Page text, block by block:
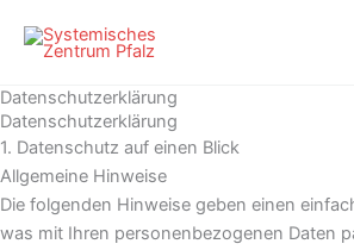
Inhalt
Datenschutzerklärung
Datenschutzerklärung
1. Datenschutz auf einen Blick
Allgemeine Hinweise
Die folgenden Hinweise geben einen
was mit Ihren personenbezogenen Daten